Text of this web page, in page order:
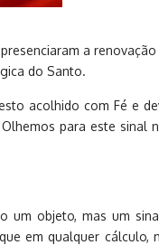
a
do Santo.
acolhido com Fé e
para este sinal
um objeto, mas um
em qualquer cálculo,